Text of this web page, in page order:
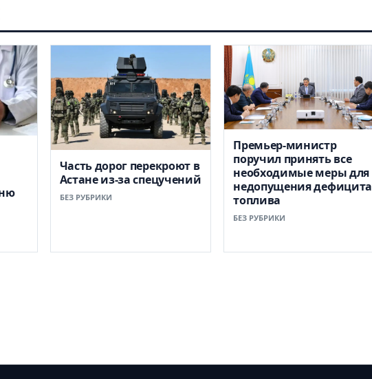
Часть дорог перекроют в
Астане из-за спецучений
БЕЗ РУБРИКИ
Премьер-министр
поручил принять все
необходимые меры для
недопущения дефицита
топлива
БЕЗ РУБРИКИ